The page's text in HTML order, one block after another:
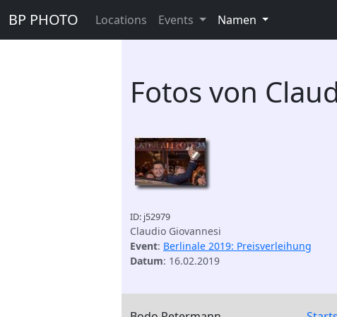
BP PHOTO Locations Events Namen
Fotos von
ID: j52979
Claudio Giovannesi
Event: Berlinale 2019: Preisverleihung
Datum: 16.02.2019